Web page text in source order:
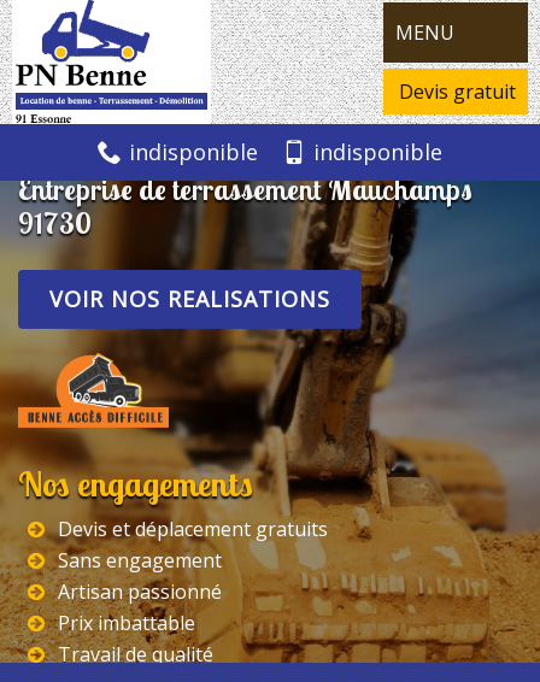
MENU
Devis gratuit
indisponible indisponible
Entreprise de terrassement Mauchamps
91730
VOIR NOS REALISATIONS
Nos engagements
Devis et déplacement gratuits
Sans engagement
Artisan passionné
Prix imbattable
Travail de qualité